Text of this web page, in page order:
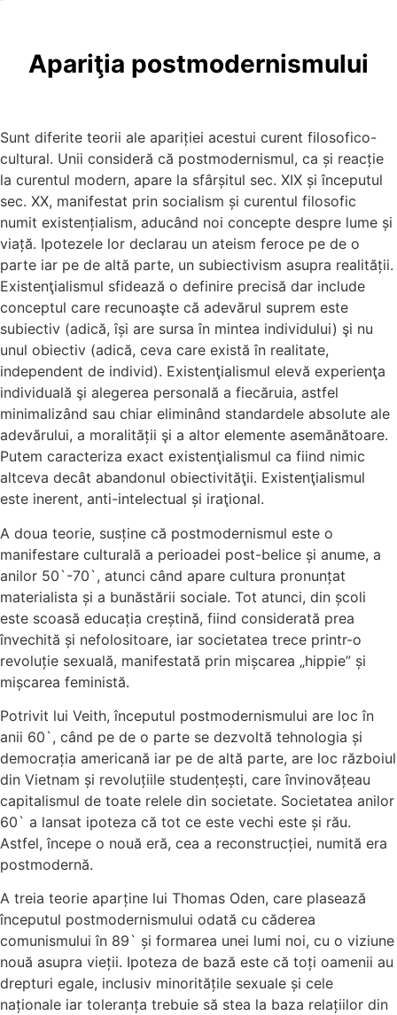
Apariţia postmodernismului
Sunt diferite teorii ale apariției acestui curent filosofico-
cultural. Unii consideră că postmodernismul, ca și reacție
la curentul modern, apare la sfârșitul sec. XIX și începutul
sec. XX, manifestat prin socialism și curentul filosofic
numit existențialism, aducând noi concepte despre lume și
viață. Ipotezele lor declarau un ateism feroce pe de o
parte iar pe de altă parte, un subiectivism asupra realității.
Existenţialismul sfidează o definire precisă dar include
conceptul care recunoaşte că adevărul suprem este
subiectiv (adică, își are sursa în mintea individului) şi nu
unul obiectiv (adică, ceva care există în realitate,
independent de individ). Existenţialismul elevă experienţa
individuală şi alegerea personală a fiecăruia, astfel
minimalizând sau chiar eliminând standardele absolute ale
adevărului, a moralității şi a altor elemente asemănătoare.
Putem caracteriza exact existenţialismul ca fiind nimic
altceva decât abandonul obiectivităţii. Existenţialismul
este inerent, anti-intelectual și iraţional.
A doua teorie, susține că postmodernismul este o
manifestare culturală a perioadei post-belice și anume, a
anilor 50`-70`, atunci când apare cultura pronunțat
materialista și a bunăstării sociale. Tot atunci, din școli
este scoasă educația creștină, fiind considerată prea
învechită și nefolositoare, iar societatea trece printr-o
revoluție sexuală, manifestată prin mișcarea „hippie” și
mișcarea feministă.
Potrivit lui Veith, începutul postmodernismului are loc în
anii 60`, când pe de o parte se dezvoltă tehnologia și
democrația americană iar pe de altă parte, are loc războiul
din Vietnam și revoluțiile studențești, care învinovățeau
capitalismul de toate relele din societate. Societatea anilor
60` a lansat ipoteza că tot ce este vechi este și rău.
Astfel, începe o nouă eră, cea a reconstrucției, numită era
postmodernă.
A treia teorie aparține lui Thomas Oden, care plasează
începutul postmodernismului odată cu căderea
comunismului în 89` și formarea unei lumi noi, cu o viziune
nouă asupra vieții. Ipoteza de bază este că toți oamenii au
drepturi egale, inclusiv minoritățile sexuale și cele
naționale iar toleranța trebuie să stea la baza relațiilor din